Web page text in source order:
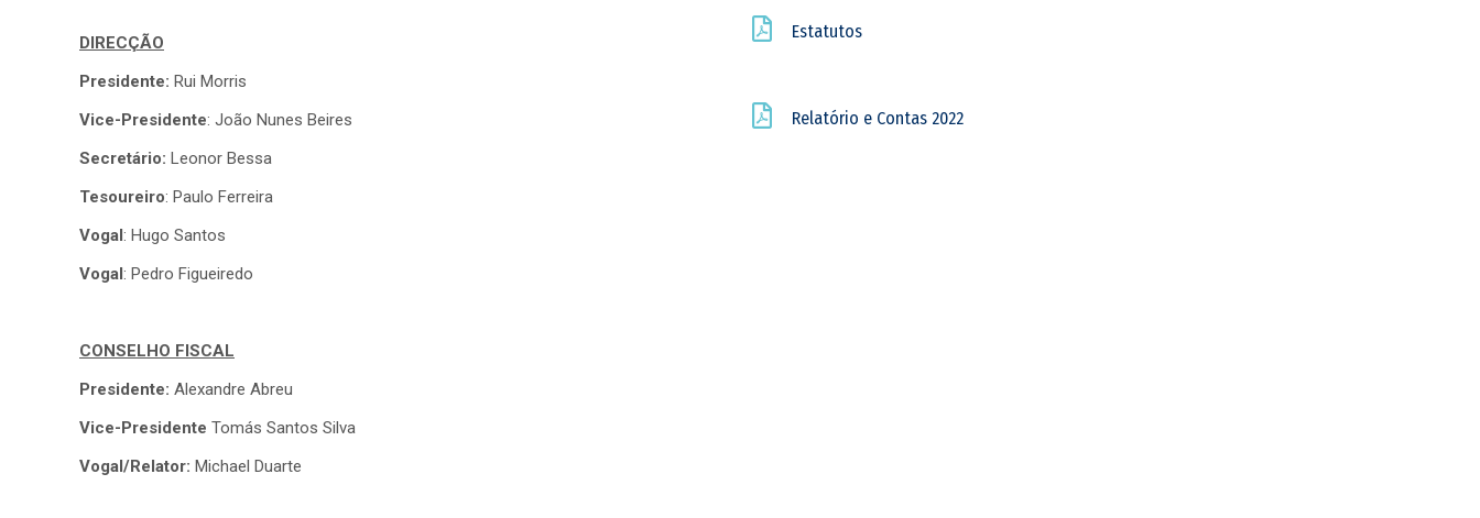
DIRECÇÃO
Presidente: Rui Morris
Vice-Presidente: João Nunes Beires
Secretário: Leonor Bessa
Tesoureiro: Paulo Ferreira
Vogal: Hugo Santos
Vogal: Pedro Figueiredo
CONSELHO FISCAL
Presidente: Alexandre Abreu
Vice-Presidente Tomás Santos Silva
Vogal/Relator: Michael Duarte
Estatutos
Relatório e Contas 2022